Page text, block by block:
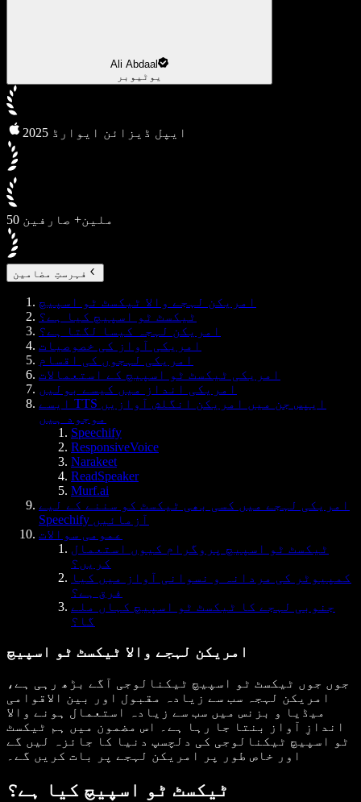
Ali Abdaal
یوٹیوبر
2025 ایپل ڈیزائن ایوارڈ
50 ملین+ صارفین
فہرستِ مضامین
امریکن لہجے والا ٹیکسٹ ٹو اسپیچ
ٹیکسٹ ٹو اسپیچ کیا ہے؟
امریکن لہجہ کیسا لگتا ہے؟
امریکی آواز کی خصوصیات
امریکی لہجوں کی اقسام
امریکی ٹیکسٹ ٹو اسپیچ کے استعمالات
امریکی انداز میں کیسے بولیں
ایسے TTS ایپس جن میں امریکن انگلش آوازیں
موجود ہیں
Speechify
ResponsiveVoice
Narakeet
ReadSpeaker
Murf.ai
امریکی لہجے میں کسی بھی ٹیکسٹ کو سننے کے لیے
Speechify آزمائیں
عمومی سوالات
ٹیکسٹ ٹو اسپیچ پروگرام کیوں استعمال
کریں؟
کمپیوٹر کی مردانہ و نسوانی آواز میں کیا
فرق ہے؟
جنوبی لہجے کا ٹیکسٹ ٹو اسپیچ کہاں ملے
گا؟
امریکن لہجے والا ٹیکسٹ ٹو اسپیچ
جوں جوں ٹیکسٹ ٹو اسپیچ ٹیکنالوجی آگے بڑھ رہی ہے،
امریکن لہجہ سب سے زیادہ مقبول اور بین الاقوامی
میڈیا و بزنس میں سب سے زیادہ استعمال ہونے والا
اندازِ آواز بنتا جا رہا ہے۔ اس مضمون میں ہم ٹیکسٹ
ٹو اسپیچ ٹیکنالوجی کی دلچسپ دنیا کا جائزہ لیں گے
اور خاص طور پر امریکن لہجے پر بات کریں گے۔
ٹیکسٹ ٹو اسپیچ کیا ہے؟